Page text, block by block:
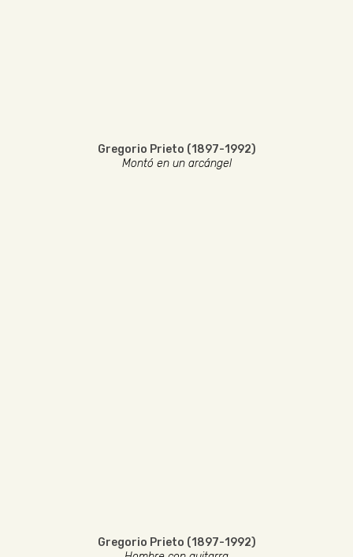
Gregorio Prieto (1897-1992)
Montó en un arcángel
Gregorio Prieto (1897-1992)